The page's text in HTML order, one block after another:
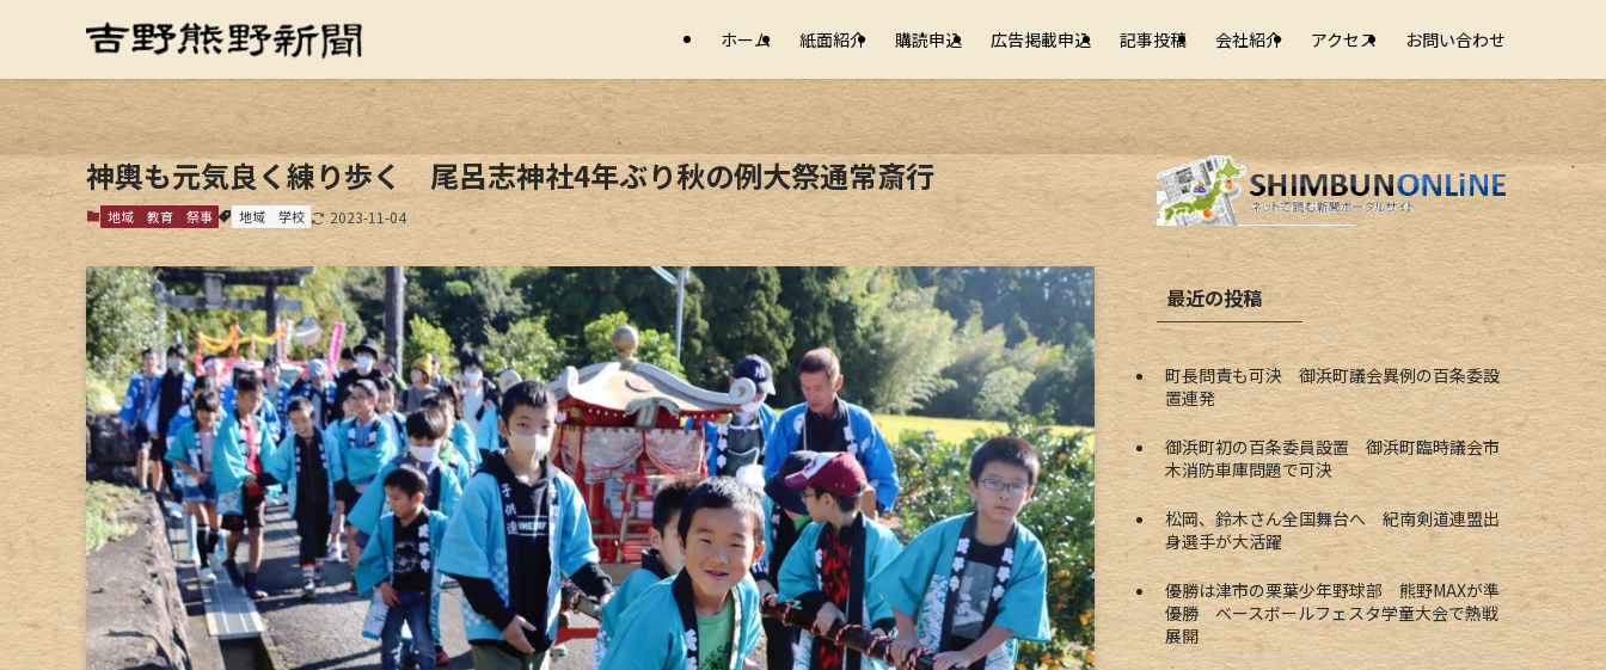
ホーム 紙面紹介 購読申込 広告掲載申込 記事投稿 会社紹介 アクセス お問い合わせ
神輿も元気良く練り歩く 尾呂志神社4年ぶり秋の例大祭通常斎行
地域 教育 祭事 地域 学校 2023-11-04
最近の投稿
町長問責も可決 御浜町議会異例の百条委設
置連発
御浜町初の百条委員設置 御浜町臨時議会市
木消防車庫問題で可決
松岡、鈴木さん全国舞台へ 紀南剣道連盟出
身選手が大活躍
優勝は津市の栗葉少年野球部 熊野MAXが準
優勝 ベースボールフェスタ学童大会で熱戦
展開